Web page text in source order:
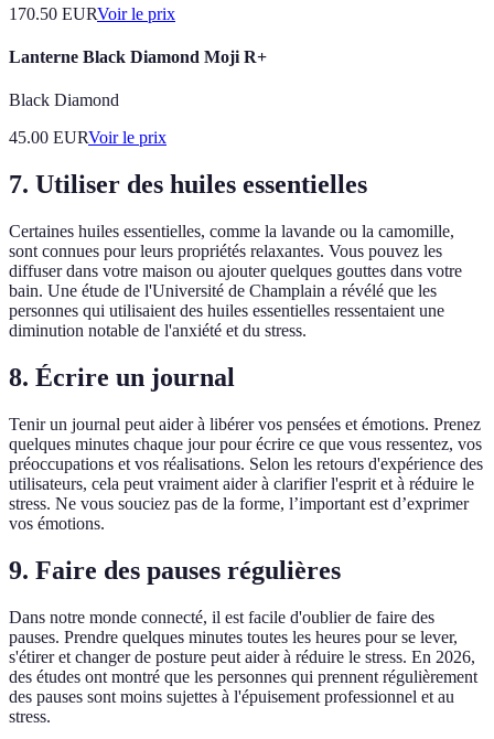
170.50 EURVoir le prix
Lanterne Black Diamond Moji R+
Black Diamond
45.00 EURVoir le prix
7. Utiliser des huiles essentielles
Certaines huiles essentielles, comme la lavande ou la camomille,
sont connues pour leurs propriétés relaxantes. Vous pouvez les
diffuser dans votre maison ou ajouter quelques gouttes dans votre
bain. Une étude de l'Université de Champlain a révélé que les
personnes qui utilisaient des huiles essentielles ressentaient une
diminution notable de l'anxiété et du stress.
8. Écrire un journal
Tenir un journal peut aider à libérer vos pensées et émotions. Prenez
quelques minutes chaque jour pour écrire ce que vous ressentez, vos
préoccupations et vos réalisations. Selon les retours d'expérience des
utilisateurs, cela peut vraiment aider à clarifier l'esprit et à réduire le
stress. Ne vous souciez pas de la forme, l’important est d’exprimer
vos émotions.
9. Faire des pauses régulières
Dans notre monde connecté, il est facile d'oublier de faire des
pauses. Prendre quelques minutes toutes les heures pour se lever,
s'étirer et changer de posture peut aider à réduire le stress. En 2026,
des études ont montré que les personnes qui prennent régulièrement
des pauses sont moins sujettes à l'épuisement professionnel et au
stress.